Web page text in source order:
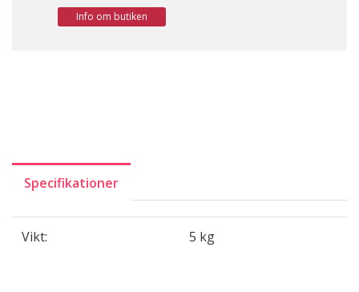
Info om butiken
Specifikationer
Vikt: 5 kg